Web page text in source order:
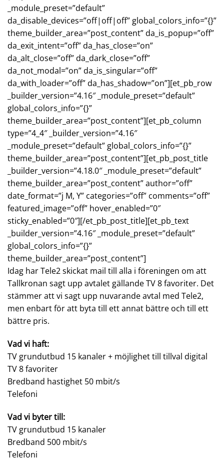
_module_preset=”default”
da_disable_devices=”off|off|off” global_colors_info=”{}”
theme_builder_area=”post_content” da_is_popup=”off”
da_exit_intent=”off” da_has_close=”on”
da_alt_close=”off” da_dark_close=”off”
da_not_modal=”on” da_is_singular=”off”
da_with_loader=”off” da_has_shadow=”on”][et_pb_row
_builder_version=”4.16″ _module_preset=”default”
global_colors_info=”{}”
theme_builder_area=”post_content”][et_pb_column
type=”4_4″ _builder_version=”4.16″
_module_preset=”default” global_colors_info=”{}”
theme_builder_area=”post_content”][et_pb_post_title
_builder_version=”4.18.0″ _module_preset=”default”
theme_builder_area=”post_content” author=”off”
date_format=”j M, Y” categories=”off” comments=”off”
featured_image=”off” hover_enabled=”0″
sticky_enabled=”0″][/et_pb_post_title][et_pb_text
_builder_version=”4.16″ _module_preset=”default”
global_colors_info=”{}”
theme_builder_area=”post_content”]
Idag har Tele2 skickat mail till alla i föreningen om att
Tallkronan sagt upp avtalet gällande TV 8 favoriter. Det
stämmer att vi sagt upp nuvarande avtal med Tele2,
men enbart för att byta till ett annat bättre och till ett
bättre pris.
Vad vi haft:
TV grundutbud 15 kanaler + möjlighet till tillval digital
TV 8 favoriter
Bredband hastighet 50 mbit/s
Telefoni
Vad vi byter till:
TV grundutbud 15 kanaler
Bredband 500 mbit/s
Telefoni